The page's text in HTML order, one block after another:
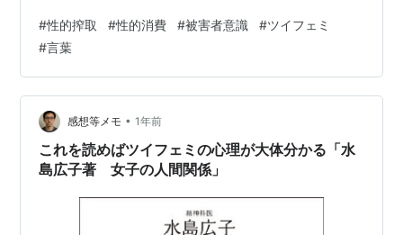
これは日本語の奥深さと美しさを際立たせる特徴で、日
本人は誇れる点であろう。ところがこの素晴らしさゆえ
に、言葉遊びのように、意味がなくくだらない造語も簡
単にできてしまう特徴もある。 「性的搾取」あるいは
「性的消費」という言葉は、世間の一部の人が、主にネ
ット上で騒いでいる時に時々出てくる言葉である。具…
#性的搾取 #性的消費 #被害者意識 #ツイフェミ
#言葉
感想等メモ • 1年前
これを読めばツイフェミの心理が大体分かる「水
島広子著 女子の人間関係」